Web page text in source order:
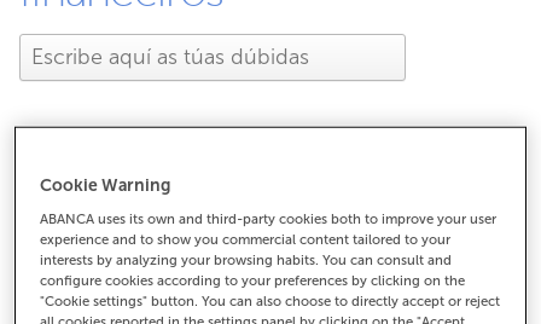
Que é o Euríbor?
Que é o Euríbor?
Cookie Warning
ABANCA uses its own and third-party cookies both to improve your user
experience and to show you commercial content tailored to your
interests by analyzing your browsing habits. You can consult and
configure cookies according to your preferences by clicking on the
"Cookie settings" button. You can also choose to directly accept or reject